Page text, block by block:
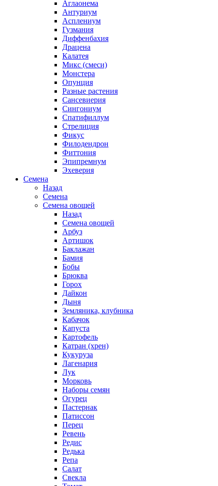
Аглаонема
Антуриум
Асплениум
Гузмания
Диффенбахия
Драцена
Калатея
Микс (смеси)
Монстера
Опунция
Разные растения
Сансевиерия
Сингониум
Спатифиллум
Стрелиция
Фикус
Филодендрон
Фиттония
Эпипремнум
Эхеверия
Семена
Назад
Семена
Семена овощей
Назад
Семена овощей
Арбуз
Артишок
Баклажан
Бамия
Бобы
Брюква
Горох
Дайкон
Дыня
Земляника, клубника
Кабачок
Капуста
Картофель
Катран (хрен)
Кукуруза
Лагенария
Лук
Морковь
Наборы семян
Огурец
Пастернак
Патиссон
Перец
Ревень
Редис
Редька
Репа
Салат
Свекла